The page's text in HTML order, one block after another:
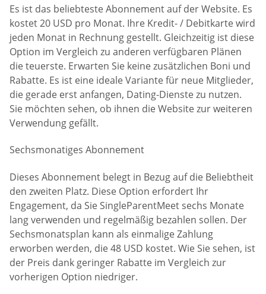
Es ist das beliebteste Abonnement auf der Website. Es
kostet 20 USD pro Monat. Ihre Kredit- / Debitkarte wird
jeden Monat in Rechnung gestellt. Gleichzeitig ist diese
Option im Vergleich zu anderen verfügbaren Plänen
die teuerste. Erwarten Sie keine zusätzlichen Boni und
Rabatte. Es ist eine ideale Variante für neue Mitglieder,
die gerade erst anfangen, Dating-Dienste zu nutzen.
Sie möchten sehen, ob ihnen die Website zur weiteren
Verwendung gefällt.
Sechsmonatiges Abonnement
Dieses Abonnement belegt in Bezug auf die Beliebtheit
den zweiten Platz. Diese Option erfordert Ihr
Engagement, da Sie SingleParentMeet sechs Monate
lang verwenden und regelmäßig bezahlen sollen. Der
Sechsmonatsplan kann als einmalige Zahlung
erworben werden, die 48 USD kostet. Wie Sie sehen, ist
der Preis dank geringer Rabatte im Vergleich zur
vorherigen Option niedriger.